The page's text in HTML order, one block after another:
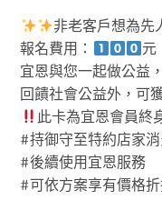
非老客戶想為先
報名費用：
元
宜恩與您一起做公益
回饋社會公益外，可
此卡為宜恩會員終
#持御守至特約店家
#後續使用宜恩服務
#可依方案享有價格